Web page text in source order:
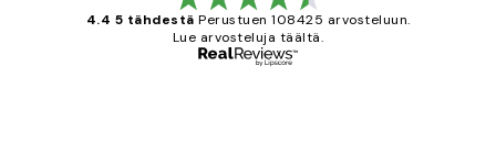
4.4 5 tähdestä Perustuen 108425 arvosteluun.
Lue arvosteluja täältä.